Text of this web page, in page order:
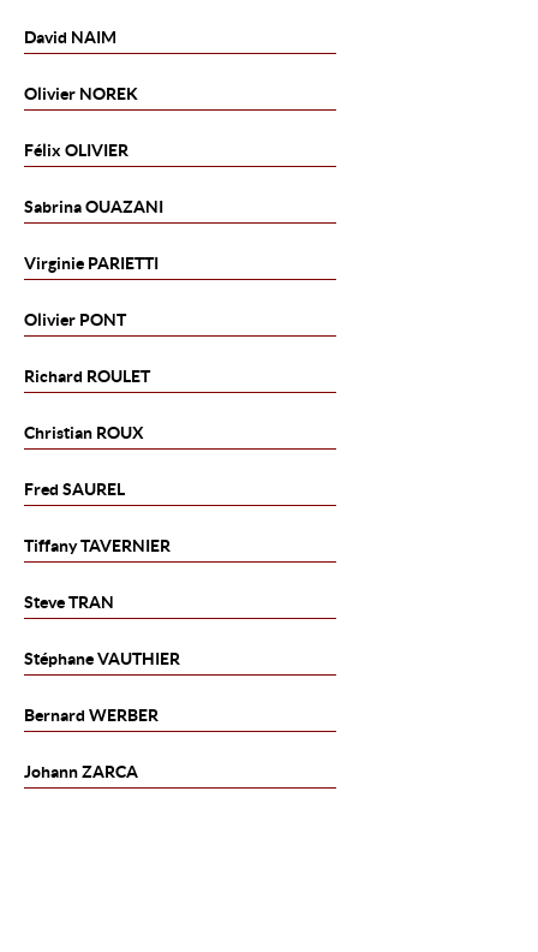
David NAIM
Olivier NOREK
Félix OLIVIER
SabrinaOUAZANI
Virginie PARIETTI
Olivier PONT
Richard ROULET
Christian ROUX
Fred SAUREL
TiffanyTAVERNIER
SteveTRAN
StéphaneVAUTHIER
Bernard WERBER
JohannZARCA